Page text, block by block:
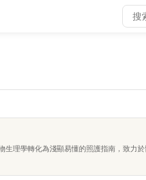
理學轉化為淺顯易懂的照護指南，致力